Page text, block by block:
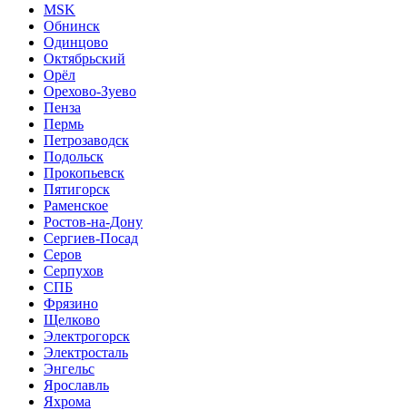
MSK
Обнинск
Одинцово
Октябрьский
Орёл
Орехово-Зуево
Пенза
Пермь
Петрозаводск
Подольск
Прокопьевск
Пятигорск
Раменское
Ростов-на-Дону
Сергиев-Посад
Серов
Серпухов
СПБ
Фрязино
Щелково
Электрогорск
Электросталь
Энгельс
Ярославль
Яхрома